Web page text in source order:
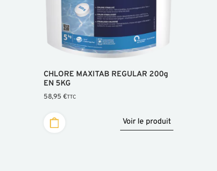
CHLORE MAXITAB REGULAR 200g
EN 5KG
58,95 €TTC
Voir le produit